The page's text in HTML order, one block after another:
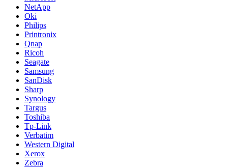
NetApp
Oki
Philips
Printronix
Qnap
Ricoh
Seagate
Samsung
SanDisk
Sharp
Synology
Targus
Toshiba
Tp-Link
Verbatim
Western Digital
Xerox
Zebra